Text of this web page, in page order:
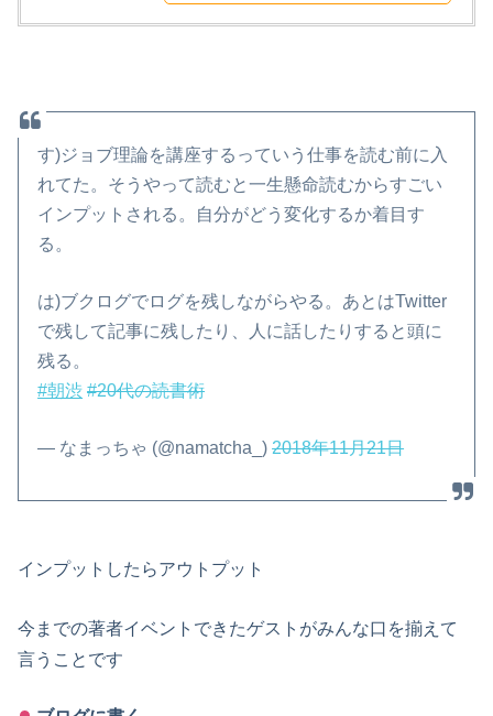
す)ジョブ理論を講座するっていう仕事を読む前に入
れてた。そうやって読むと一生懸命読むからすごい
インプットされる。自分がどう変化するか着目す
る。
は)ブクログでログを残しながらやる。あとはTwitter
で残して記事に残したり、人に話したりすると頭に
残る。
#朝渋 #20代の読書術
— なまっちゃ (@namatcha_)2018年11月21日
インプットしたらアウトプット
今までの著者イベントできたゲストがみんな口を揃えて
言うことです